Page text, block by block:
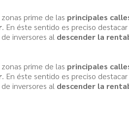
prime de las principales
. En éste sentido es preciso
inversores al descender la
prime de las principales
. En éste sentido es preciso
inversores al descender la